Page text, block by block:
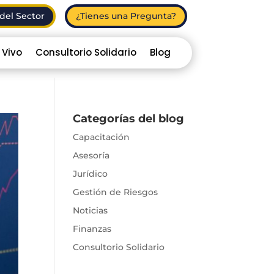
Sector ¿Tienes una Pregunta?
Consultorio Solidario Blog
Categorías del blog
Capacitación
Asesoría
Jurídico
Gestión de Riesgos
Noticias
Finanzas
Consultorio Solidario